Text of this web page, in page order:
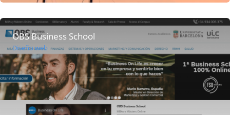
OBS Business School
Diseño web